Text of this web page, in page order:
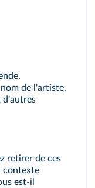
de l'artiste,
d'autres
retirer de ces
contexte
est-il